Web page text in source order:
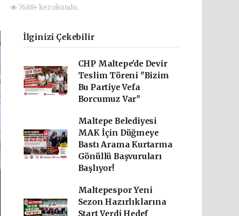
7688+ kez okundu.
İlginizi Çekebilir
CHP Maltepe'de Devir
Teslim Töreni "Bizim
Bu Partiye Vefa
Borcumuz Var"
Maltepe Belediyesi
MAK İçin Düğmeye
Bastı Arama Kurtarma
Gönüllü Başvuruları
Başlıyor!
Maltepespor Yeni
Sezon Hazırlıklarına
Start Verdi Hedef